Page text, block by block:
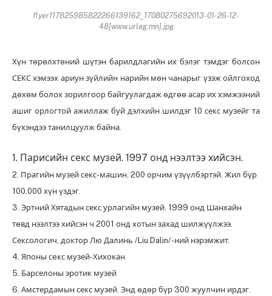
flyer117825985822266139162_17080275692013-01-26-12-
48[www.urlag.mn].jpg
Хүн төрөлхтөний шүтэн барилдлагийн их бэлэг тэмдэг болсон
СЕКС хэмээх ариун зүйлийн нарийн мөн чанарыг үзэж ойлгоход
дөхөм болох зорилгоор байгуулагдаж өдгөө асар их хэмжээний
ашиг орлогтой ажиллаж буй дэлхийн шилдэг 10 секс музейг та
бүхэндээ танилцуулж байна.
1. Парисийн секс музей. 1997 онд нээлтээ хийсэн.
2. Прагийн музей секс-машин. 200 орчим үзүүлбэртэй. Жил бүр
100.000 хүн үздэг.
3. Эртний Хятадын секс урлагийн музей. 1999 онд Шанхайн
төвд нээлтээ хийсэн ч 2001 онд хотын захад шилжүүлжээ.
Сексологич, доктор Лю Далинь /Liu Dalin/-ний нэрэмжит.
4. Японы сeкс музей-Хихокан
5. Барселоны эротик музей
6. Амстердамын секс музей. Энд өдөр бүр 300 жуулчин ирдэг.